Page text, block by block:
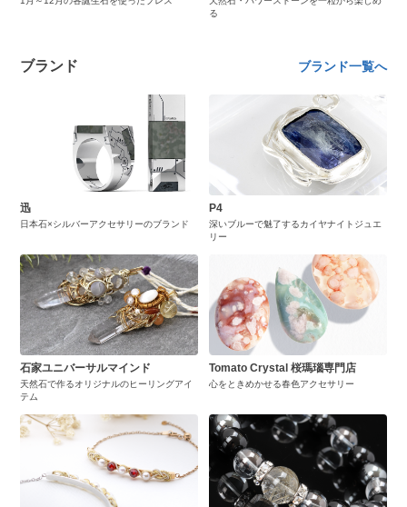
る
ブランド ブランド一覧へ
迅
日本石×シルバーアクセサリーのブランド
P4
深いブルーで魅了するカイヤナイトジュエ
リー
石家ユニバーサルマインド
天然石で作るオリジナルのヒーリングアイ
テム
Tomato Crystal 桜瑪瑙専門店
心をときめかせる春色アクセサリー